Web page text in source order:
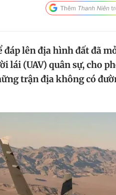
lên địa hình đất đã
lái (UAV) quân sự, cho
trận địa không có